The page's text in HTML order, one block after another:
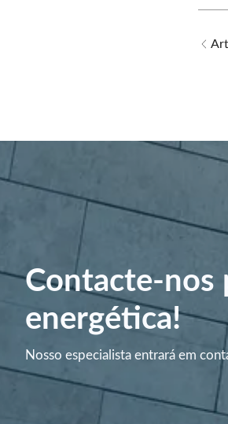
Contacte-nos
energética!
Nosso especialista entrará em